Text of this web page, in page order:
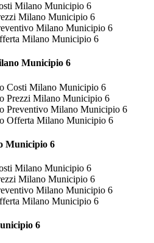
Milano Municipio 6
Milano Municipio 6
Milano Municipio 6
Milano Municipio 6
Municipio 6
Costi Milano Municipio 6
Prezzi Milano Municipio 6
Preventivo Milano Municipio 6
Offerta Milano Municipio 6
Municipio 6
Milano Municipio 6
Milano Municipio 6
Milano Municipio 6
Milano Municipio 6
6